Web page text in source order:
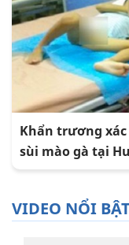
Khẩn trương
sùi mào gà tại
VIDEO NỔI